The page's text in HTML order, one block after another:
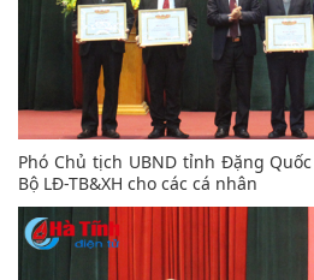
Phó Chủ tịch UBND tỉnh Đặng
Bộ LĐ-TB&XH cho các cá nhân